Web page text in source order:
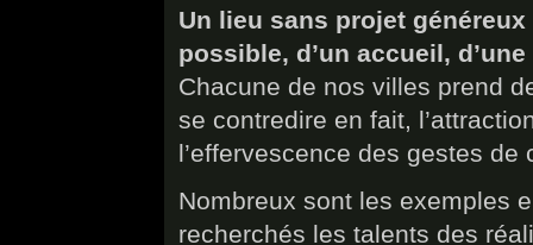
Un lieu sans projet
possible, d’un accueil,
Chacune de nos villes prend
se contredire en fait,
l’effervescence des gestes de
Nombreux sont les exemples
recherchés les talents des